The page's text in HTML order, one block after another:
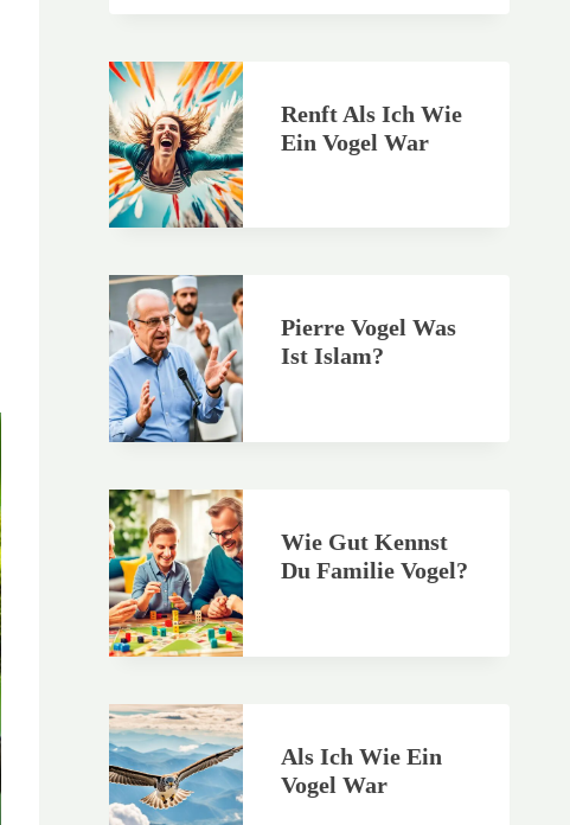
Renft Als Ich Wie
Ein Vogel War
Pierre Vogel Was
Ist Islam?
Wie Gut Kennst
Du Familie Vogel?
Als Ich Wie Ein
Vogel War